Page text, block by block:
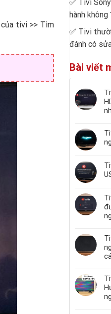
tivi >> Tìm
✅
Tivi
hành không
✅ Tivi
đánh có
Bài viết